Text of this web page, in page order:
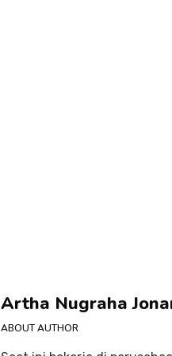
Artha Nugraha
ABOUT AUTHOR